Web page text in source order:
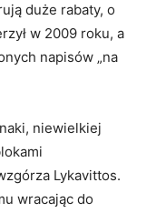
duże rabaty, o
w 2009 roku, a
napisów „na
niewielkiej
Lykavittos.
wracając do